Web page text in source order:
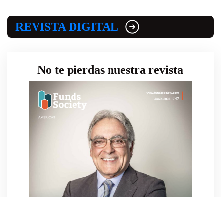
REVISTA DIGITAL
No te pierdas nuestra revista